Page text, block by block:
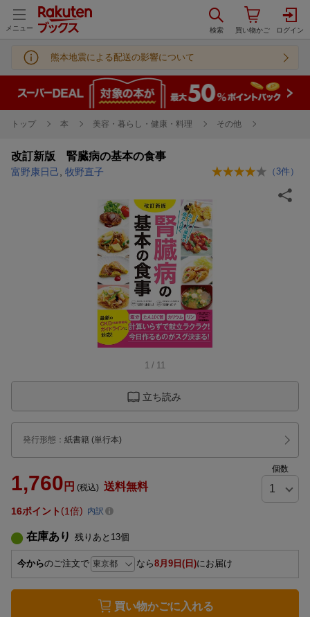
メニュー
熊本地震による配送の影響について
トップ 本 美容・暮らし・健康・料理 その他
改訂新版 腎臓病の基本の食事
富野康日己 牧野直子 （ 3件）
1 / 11
立ち読み
発行形態 ： 紙書籍 (単行本)
1,760 円 (税込) 送料無料
個数
16ポイント 1倍 内訳
在庫あり 残りあと 13個
今からのご注文で なら8月9日(日)にお届け
買い物かごに入れる